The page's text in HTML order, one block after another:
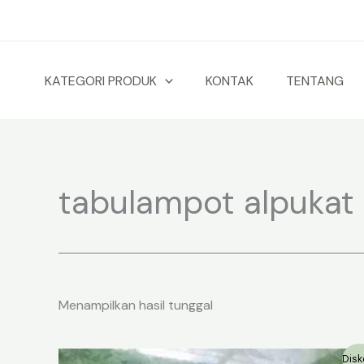
KATEGORI PRODUK
KONTAK TENTANG
tabulampot alpukat
Menampilkan hasil tunggal